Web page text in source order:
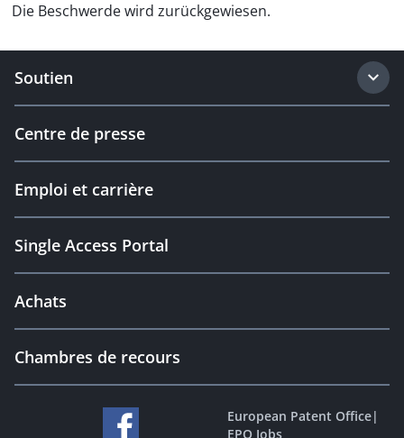
Die Beschwerde wird zurückgewiesen.
Soutien
Centre de presse
Emploi et carrière
Single Access Portal
Achats
Chambres de recours
European Patent Office|
EPO Jobs